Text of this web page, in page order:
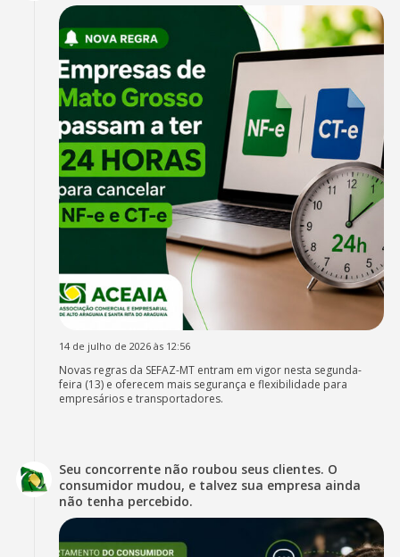
14 de julho de 2026 às 12:56
Novas regras da SEFAZ-MT entram em vigor nesta segunda-
feira (13) e oferecem mais segurança e flexibilidade para
empresários e transportadores.
Seu concorrente não roubou seus clientes. O
consumidor mudou, e talvez sua empresa ainda
não tenha percebido.